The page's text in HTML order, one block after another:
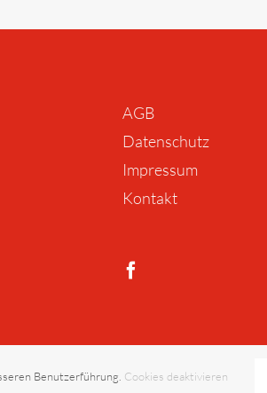
AGB
Datenschutz
Impressum
Kontakt
Benutzerführung. Cookies deaktivieren